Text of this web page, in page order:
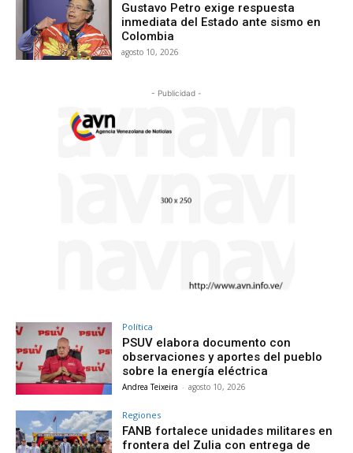
Gustavo Petro exige respuesta
inmediata del Estado ante sismo en
Colombia
agosto 10, 2026
- Publicidad -
Política
PSUV elabora documento con
observaciones y aportes del pueblo
sobre la energía eléctrica
Andrea Teixeira - agosto 10, 2026
Regiones
FANB fortalece unidades militares en
frontera del Zulia con entrega de